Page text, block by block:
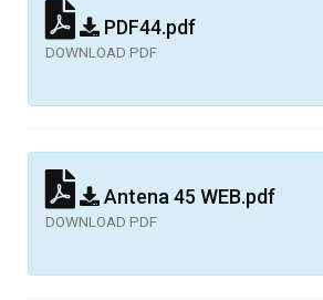
PDF44.pdf
DOWNLOAD PDF
Antena 45 WEB.pdf
DOWNLOAD PDF